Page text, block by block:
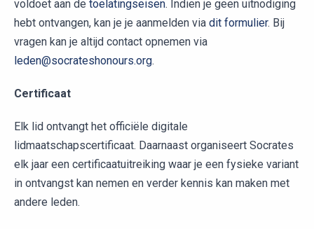
voldoet aan de toelatingseisen. Indien je geen uitnodiging
hebt ontvangen, kan je je aanmelden via dit formulier. Bij
vragen kan je altijd contact opnemen via
leden@socrateshonours.org.
Certificaat
Elk lid ontvangt het officiële digitale
lidmaatschapscertificaat. Daarnaast organiseert Socrates
elk jaar een certificaatuitreiking waar je een fysieke variant
in ontvangst kan nemen en verder kennis kan maken met
andere leden.